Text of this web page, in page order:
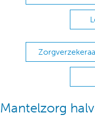
Mantelzorg